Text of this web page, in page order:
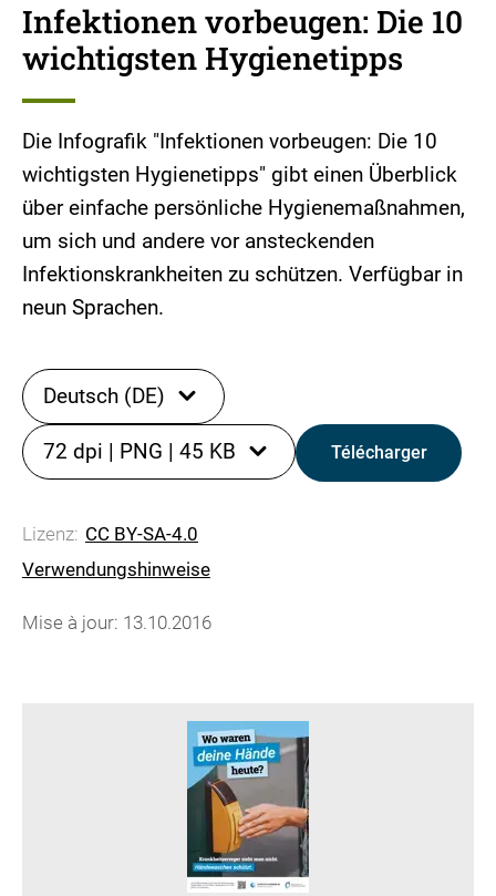
Infektionen vorbeugen: Die 10
wichtigsten Hygienetipps
Die Infografik "Infektionen vorbeugen: Die 10
wichtigsten Hygienetipps" gibt einen Überblick
über einfache persönliche Hygienemaßnahmen,
um sich und andere vor ansteckenden
Infektionskrankheiten zu schützen. Verfügbar in
neun Sprachen.
Deutsch (DE)
72 dpi | PNG | 45 KB Télécharger
Lizenz: CC BY-SA-4.0
Verwendungshinweise
Mise à jour: 13.10.2016